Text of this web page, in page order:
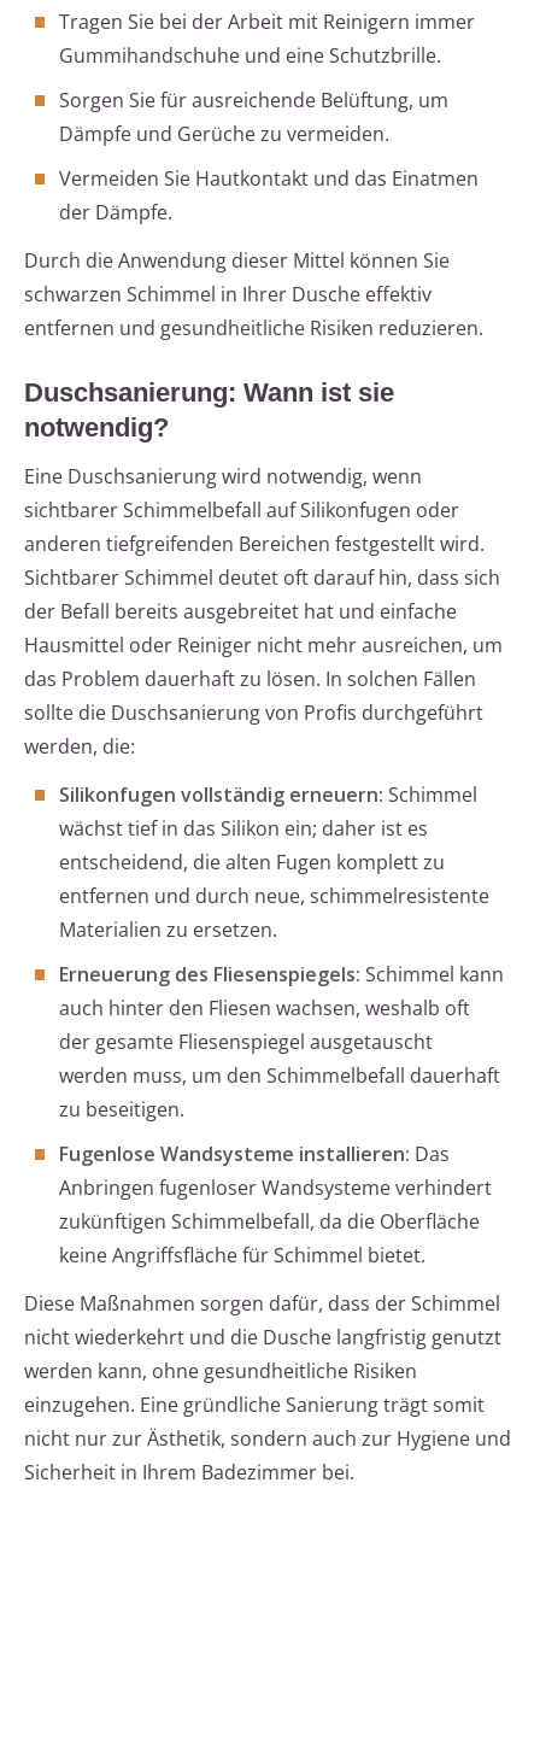
Tragen Sie bei der Arbeit mit Reinigern immer
Gummihandschuhe und eine Schutzbrille.
Sorgen Sie für ausreichende Belüftung, um
Dämpfe und Gerüche zu vermeiden.
Vermeiden Sie Hautkontakt und das Einatmen
der Dämpfe.
Durch die Anwendung dieser Mittel können Sie
schwarzen Schimmel in Ihrer Dusche effektiv
entfernen und gesundheitliche Risiken reduzieren.
Duschsanierung: Wann ist sie
notwendig?
Eine Duschsanierung wird notwendig, wenn
sichtbarer Schimmelbefall auf Silikonfugen oder
anderen tiefgreifenden Bereichen festgestellt wird.
Sichtbarer Schimmel deutet oft darauf hin, dass sich
der Befall bereits ausgebreitet hat und einfache
Hausmittel oder Reiniger nicht mehr ausreichen, um
das Problem dauerhaft zu lösen. In solchen Fällen
sollte die Duschsanierung von Profis durchgeführt
werden, die:
Silikonfugen vollständig erneuern: Schimmel
wächst tief in das Silikon ein; daher ist es
entscheidend, die alten Fugen komplett zu
entfernen und durch neue, schimmelresistente
Materialien zu ersetzen.
Erneuerung des Fliesenspiegels: Schimmel kann
auch hinter den Fliesen wachsen, weshalb oft
der gesamte Fliesenspiegel ausgetauscht
werden muss, um den Schimmelbefall dauerhaft
zu beseitigen.
Fugenlose Wandsysteme installieren: Das
Anbringen fugenloser Wandsysteme verhindert
zukünftigen Schimmelbefall, da die Oberfläche
keine Angriffsfläche für Schimmel bietet.
Diese Maßnahmen sorgen dafür, dass der Schimmel
nicht wiederkehrt und die Dusche langfristig genutzt
werden kann, ohne gesundheitliche Risiken
einzugehen. Eine gründliche Sanierung trägt somit
nicht nur zur Ästhetik, sondern auch zur Hygiene und
Sicherheit in Ihrem Badezimmer bei.